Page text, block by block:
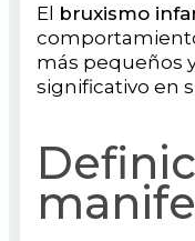
El bruxismo
más pequeños
significativo en